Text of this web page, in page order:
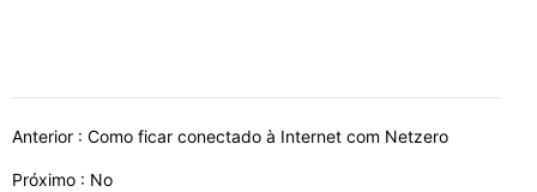
Anterior : Como ficar conectado à Internet com Netzero
Próximo : No